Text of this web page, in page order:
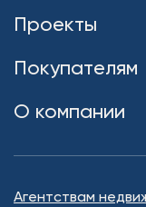
Проекты
Покупателям
О компании
Агентствам